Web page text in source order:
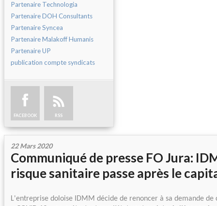
Partenaire Technologia
Partenaire DOH Consultants
Partenaire Syncea
Partenaire Malakoff Humanis
Partenaire UP
publication compte syndicats
FACEBOOK RSS
22 Mars 2020
Communiqué de presse FO Jura:
risque sanitaire passe après le
L'entreprise doloise IDMM décide de renoncer à sa demande de